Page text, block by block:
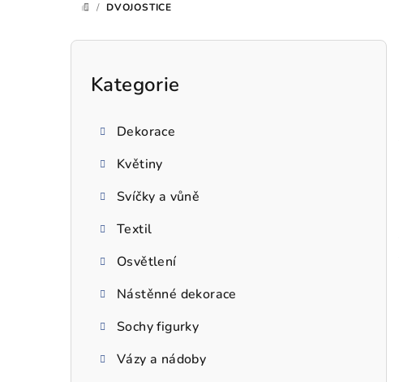
DOMŮ
/ DVOJOSTICE
P
Přeskočit
Kategorie
Dekorace
Květiny
Svíčky a vůně
Textil
Osvětlení
Nástěnné dekorace
Sochy figurky
Vázy a nádoby